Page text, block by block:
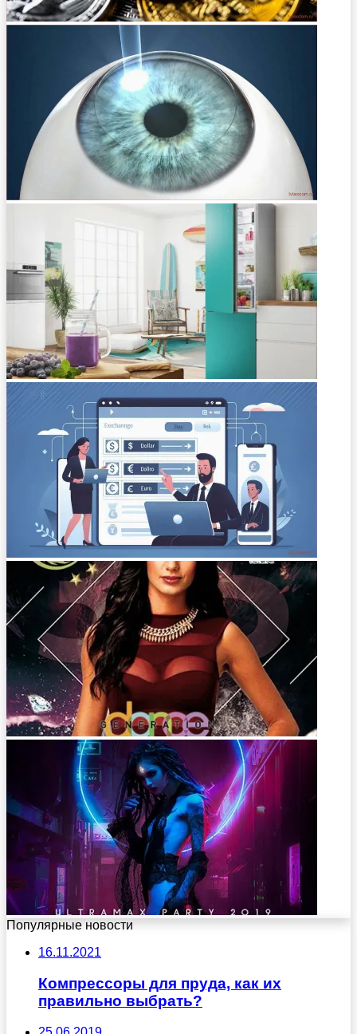
Популярные новости
16.11.2021
Компрессоры для пруда, как их
правильно выбрать?